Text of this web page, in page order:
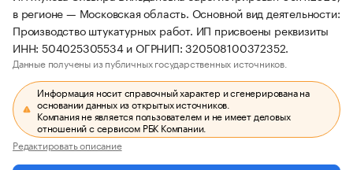
в регионе — Московская область. Основной вид деятельности:
Производство штукатурных работ. ИП присвоены реквизиты
ИНН: 504025305534 и ОГРНИП: 320508100372352.
Данные получены из публичных государственных источников.
Информация носит справочный характер и сгенерирована на
основании данных из открытых источников.
Компания не является пользователем и не имеет деловых
отношений с сервисом РБК Компании.
Редактировать описание